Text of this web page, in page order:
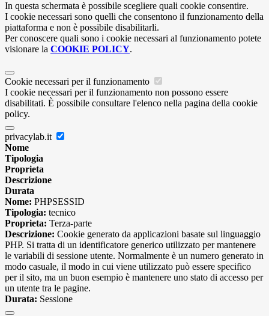
In questa schermata è possibile scegliere quali cookie consentire.
I cookie necessari sono quelli che consentono il funzionamento della
piattaforma e non è possibile disabilitarli.
Per conoscere quali sono i cookie necessari al funzionamento potete
visionare la COOKIE POLICY.
Cookie necessari per il funzionamento
I cookie necessari per il funzionamento non possono essere
disabilitati. È possibile consultare l'elenco nella pagina della cookie
policy.
privacylab.it
Nome
Tipologia
Proprieta
Descrizione
Durata
Nome: PHPSESSID
Tipologia: tecnico
Proprieta: Terza-parte
Descrizione: Cookie generato da applicazioni basate sul linguaggio
PHP. Si tratta di un identificatore generico utilizzato per mantenere
le variabili di sessione utente. Normalmente è un numero generato in
modo casuale, il modo in cui viene utilizzato può essere specifico
per il sito, ma un buon esempio è mantenere uno stato di accesso per
un utente tra le pagine.
Durata: Sessione